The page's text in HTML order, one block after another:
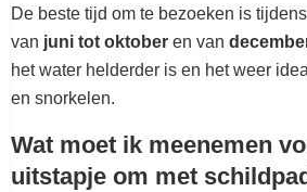
De beste tijd om te bezoeken is
van juni tot oktober en van
het water helderder is en het weer
en snorkelen.
Wat moet ik meenemen
uitstapje om met